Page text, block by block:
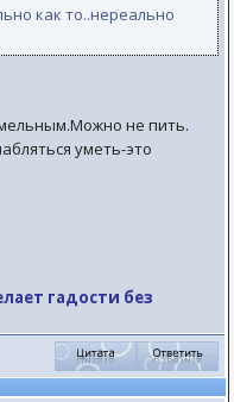
как то..нереально
не пить.
уметь-это
гадости без